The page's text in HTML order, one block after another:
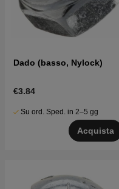
Dado (basso, Nylock)
€3.84
Su ord. Sped. in 2–5 gg
Acquista